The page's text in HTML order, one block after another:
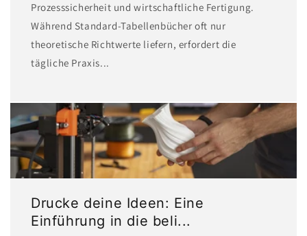
Prozesssicherheit und wirtschaftliche Fertigung.
Während Standard-Tabellenbücher oft nur
theoretische Richtwerte liefern, erfordert die
tägliche Praxis...
Drucke deine Ideen: Eine
Einführung in die beli...